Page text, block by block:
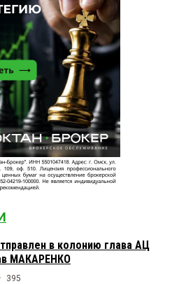
в колонию глава АЦ
МАКАРЕНКО
395